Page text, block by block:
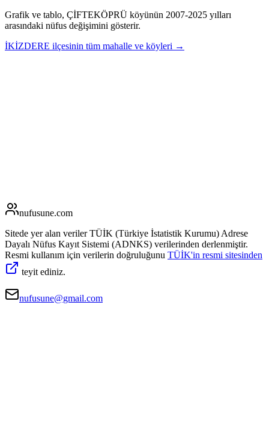
Grafik ve tablo, ÇİFTEKÖPRÜ köyünün 2007-2025 yılları
arasındaki nüfus değişimini gösterir.
İKİZDERE ilçesinin tüm mahalle ve köyleri →
nufusune.com
Sitede yer alan veriler TÜİK (Türkiye İstatistik Kurumu) Adrese
Dayalı Nüfus Kayıt Sistemi (ADNKS) verilerinden derlenmiştir.
Resmi kullanım için verilerin doğruluğunu TÜİK'in resmi sitesinden
teyit ediniz.
nufusune@gmail.com